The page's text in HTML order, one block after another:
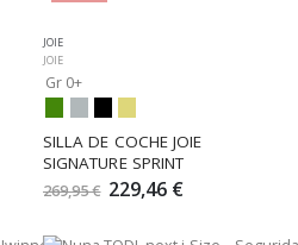
JOIE
JOIE
Gr 0+
SILLA DE COCHE JOIE
SIGNATURE SPRINT
269,95 € 229,46 €